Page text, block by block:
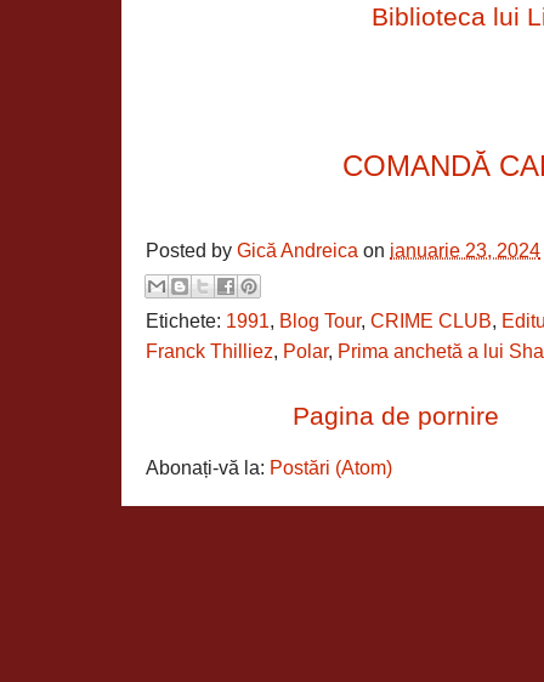
Biblioteca lui
COMANDĂ
Posted by Gică Andreica on ianuarie 23, 2024
Etichete: 1991, Blog Tour, CRIME CLUB,
Franck Thilliez, Polar, Prima anchetă a lui
Pagina de pornire
Abonați-vă la: Postări (Atom)